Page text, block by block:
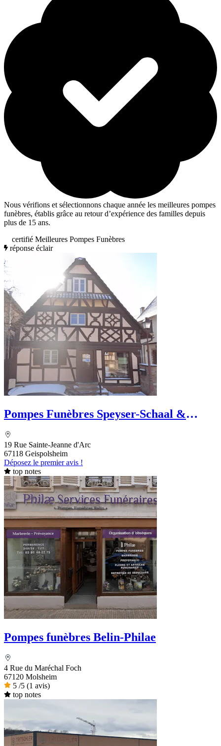
Nous vérifions et sélectionnons chaque année les meilleures pompes
funèbres, établis grâce au retour d’expérience des familles depuis
plus de 15 ans.
certifié Meilleures Pompes Funèbres
réponse éclair
Pompes Funèbres Speyser-Schaal &
19 Rue Sainte-Jeanne d'Arc
67118 Geispolsheim
Déposez le premier avis !
top notes
Pompes funèbres Belin-Philae
4 Rue du Maréchal Foch
67120 Molsheim
5 /5 (1 avis)
top notes